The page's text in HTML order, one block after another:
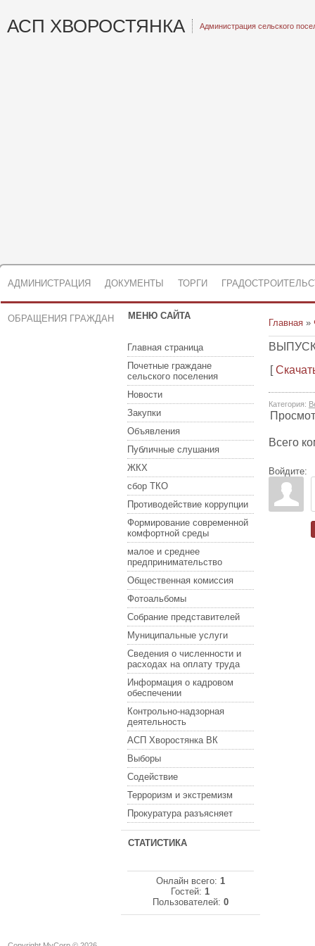
АСП ХВОРОСТЯНКА Администрация сельского
АДМИНИСТРАЦИЯ ДОКУМЕНТЫ ТОРГИ
ОБРАЩЕНИЯ ГРАЖДАН МЕНЮ САЙТА
Главная страница
Почетные граждане
сельского поселения
Новости
Закупки
Объявления
Публичные слушания
ЖКХ
сбор ТКО
Противодействие коррупции
Формирование современной
комфортной среды
малое и среднее
предпринимательство
Общественная комиссия
Фотоальбомы
Собрание представителей
Муниципальные услуги
Сведения о численности и
расходах на оплату труда
Информация о кадровом
обеспечении
Контрольно-надзорная
деятельность
АСП Хворостянка ВК
Выборы
Содействие
Терроризм и экстремизм
Прокуратура разъясняет
СТАТИСТИКА
Онлайн всего: 1
Гостей:1
Пользователей: 0
Главная »
ВЫПУСК
[
Категория:
Всего
Войдите: